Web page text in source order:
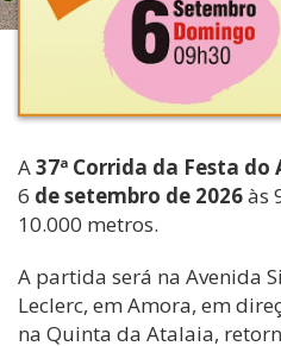
A37ª Corrida da Festa do
6 de setembro de 2026às
10.000 metros.
A partida será na Avenida
Leclerc, em Amora, em
na Quinta da Atalaia,